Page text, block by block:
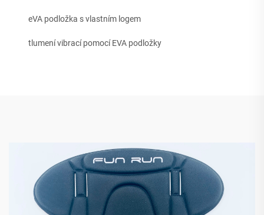
eVA podložka s vlastním logem
tlumení vibrací pomocí EVA podložky